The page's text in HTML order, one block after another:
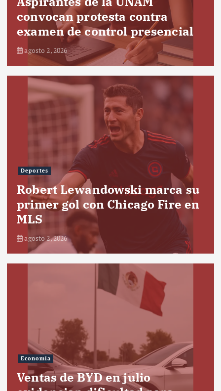
convocan protesta contra
examen de control presencial
agosto 2, 2026
Deportes
Robert Lewandowski marca su
primer gol con Chicago Fire en
MLS
agosto 2, 2026
Economía
Ventas de BYD en julio